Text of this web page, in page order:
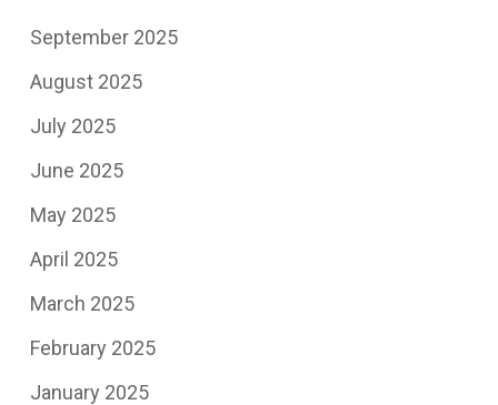
September 2025
August 2025
July 2025
June 2025
May 2025
April 2025
March 2025
February 2025
January 2025